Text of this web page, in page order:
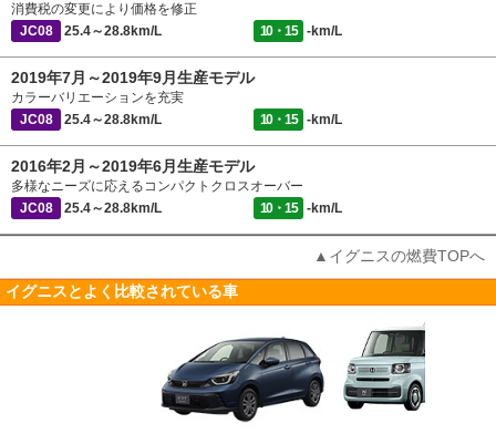
消費税の変更により価格を修正
JC08
25.4～28.8km/L 10・15 -km/L
2019年7月～2019年9月生産モデル
カラーバリエーションを充実
JC08
25.4～28.8km/L 10・15 -km/L
2016年2月～2019年6月生産モデル
多様なニーズに応えるコンパクトクロスオーバー
JC08
25.4～28.8km/L 10・15 -km/L
▲イグニスの燃費TOPへ
イグニスとよく比較されている車